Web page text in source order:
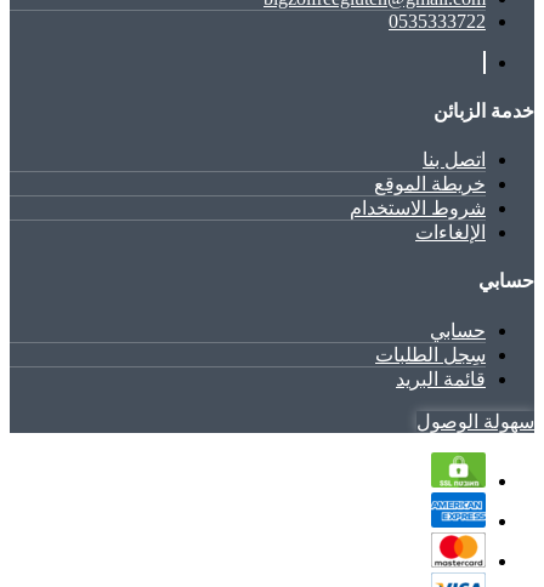
0535333722
خدمة الزبائن
اتصل بنا
خريطة الموقع
شروط الاستخدام
الإلغاءات
حسابي
حسابي
سِجل الطلبات
قائمة البريد
سهولة الوصول